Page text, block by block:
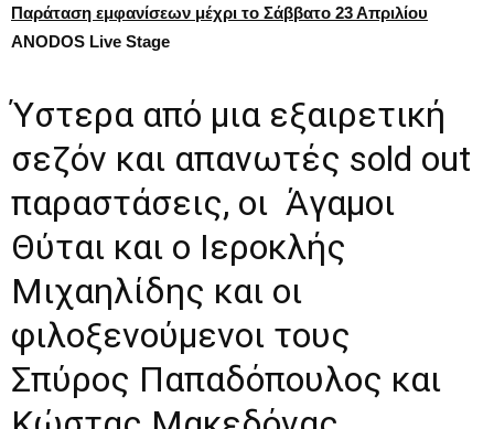
Παράταση εμφανίσεων μέχρι το Σάββατο 23 Απριλίου
ANODOS Live Stage
Ύστερα από μια εξαιρετική
σεζόν και απανωτές sold out
παραστάσεις, οι Άγαμοι
Θύται και ο Ιεροκλής
Μιχαηλίδης και οι
φιλοξενούμενοι τους
Σπύρος Παπαδόπουλος και